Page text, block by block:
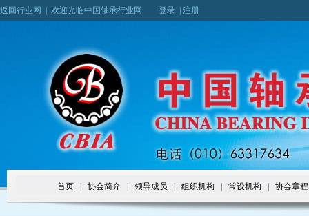
返回行业网 欢迎光临中国轴承行业网 登录 注册
首页 协会简介 领导成员 组织机构 常设机构 协会章程